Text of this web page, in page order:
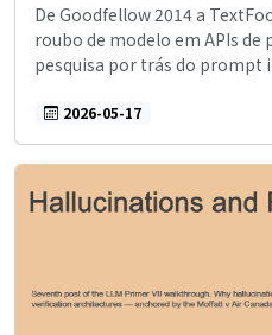
De Goodfellow 2014 a
roubo de modelo em APIs
pesquisa por trás do prompt
2026-05-17